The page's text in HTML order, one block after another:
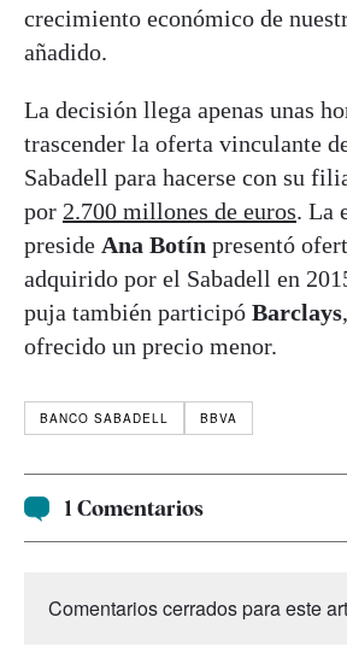
crecimiento económico de
añadido.
La decisión llega apenas unas
trascender la oferta vinculante
Sabadell para hacerse con su
por 2.700 millones de euros. La
preside Ana Botín presentó
adquirido por el Sabadell en
puja también participó Barclays
ofrecido un precio menor.
BANCO SABADELL BBVA
1 Comentarios
Comentarios cerrados para este